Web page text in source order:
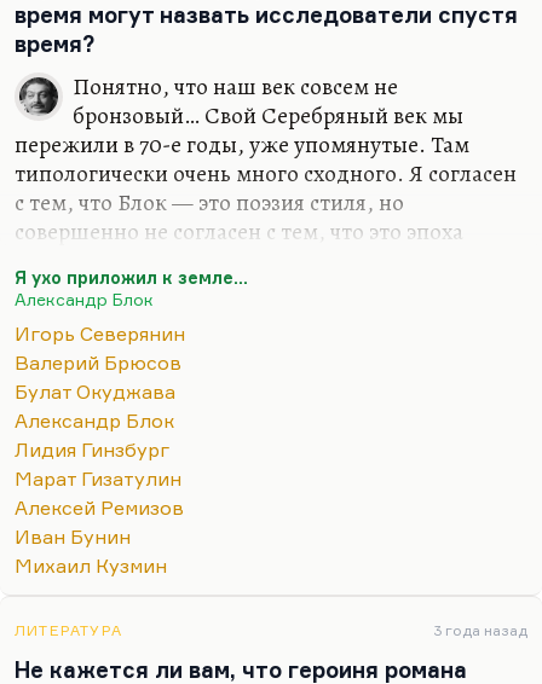
время могут назвать исследователи спустя
время?
Понятно, что наш век совсем не
бронзовый… Свой Серебряный век мы
пережили в 70-е годы, уже упомянутые. Там
типологически очень много сходного. Я согласен
с тем, что Блок — это поэзия стиля, но
совершенно не согласен с тем, что это эпоха
отношение к Брюсову мне совершенно
несвойственно и непонятно. Где Брюсов
стилизатор? Только во «Всех напевах», а «Tertia
Vigilia» — это абсолютно самостоятельное
произведение; кому-то нравится этот слог, кому-
то не нравится. Мне кажется, что у Брюсова есть
свой голос.
Бунин не стилизатор абсолютно, кого он
стилизует в «Одиночестве»:
мгла… Камин затоплю, буду пить… Хорошо бы собаку…
Я ухо приложил к земле...
Александр Блок
Игорь Северянин
Валерий Брюсов
Булат Окуджава
Александр Блок
Лидия Гинзбург
Марат Гизатулин
Алексей Ремизов
Иван Бунин
Михаил Кузмин
ЛИТЕРАТУРА 3 года назад
Не кажется ли вам, что героиня романа